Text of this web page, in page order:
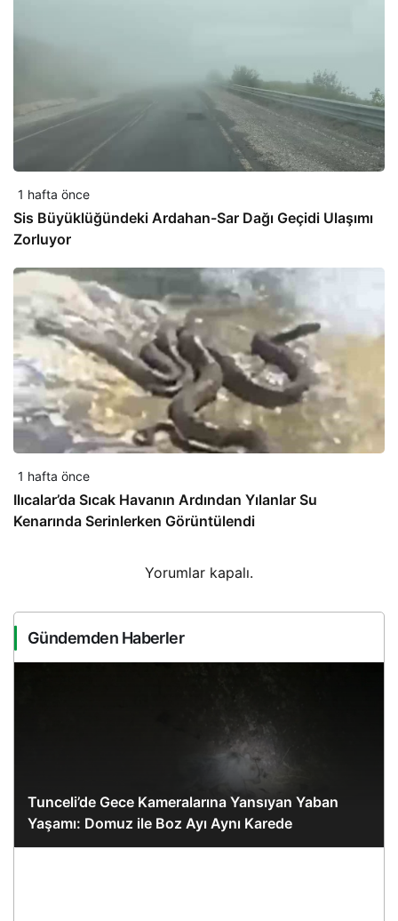
1 hafta önce
Sis Büyüklüğündeki Ardahan-Sar Dağı Geçidi Ulaşımı
Zorluyor
1 hafta önce
Ilıcalar’da Sıcak Havanın Ardından Yılanlar Su
Kenarında Serinlerken Görüntülendi
Yorumlar kapalı.
Gündemden Haberler
Tunceli’de Gece Kameralarına Yansıyan Yaban
Yaşamı: Domuz ile Boz Ayı Aynı Karede